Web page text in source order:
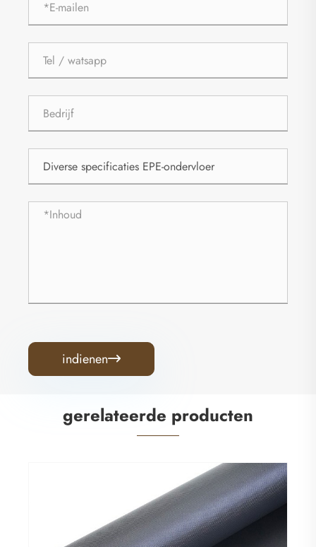
indienen
gerelateerde producten
Lichtgewicht ondervloerrol van EPE-schuim
Bekijk meer >>